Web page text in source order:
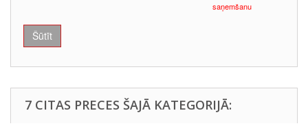
saņemšanu
Šūtīt
7 CITAS PRECES ŠAJĀ KATEGORIJĀ: